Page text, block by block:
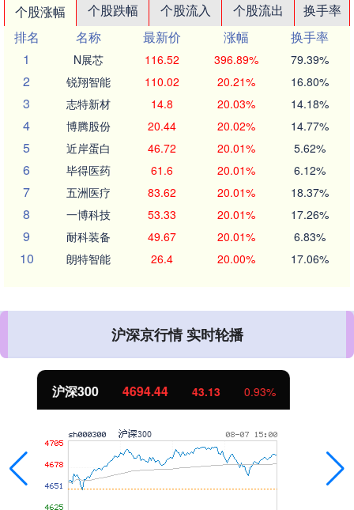
个股涨幅 个股跌幅 个股流入 个股流出
换手率
排名
名称 最新价 涨幅
换手率
1
N展芯 116.52 396.89% 79.39%
2 锐翔智能 110.02 20.21% 16.80%
3 志特新材 14.8 20.03% 14.18%
4 博腾股份 20.44 20.02% 14.77%
5 近岸蛋白 46.72 20.01% 5.62%
6 毕得医药 61.6 20.01% 6.12%
7 五洲医疗 83.62 20.01% 18.37%
8 一博科技 53.33 20.01% 17.26%
9 耐科装备 49.67 20.01% 6.83%
10 朗特智能 26.4 20.00% 17.06%
沪深京行情 实时轮播
北证50 1134.24 11.37 1.01%